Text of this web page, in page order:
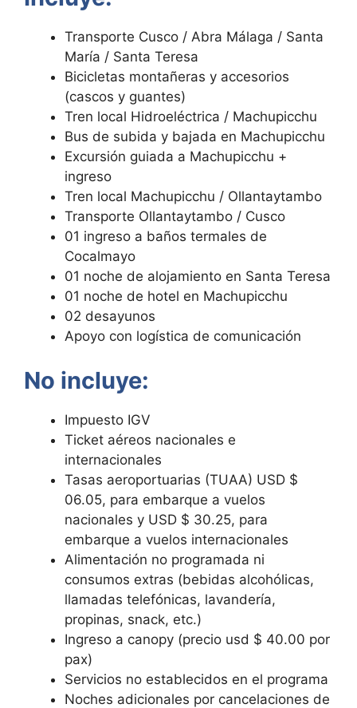
Transporte Cusco / Abra Málaga / Santa
María / Santa Teresa
Bicicletas montañeras y accesorios
(cascos y guantes)
Tren local Hidroeléctrica / Machupicchu
Bus de subida y bajada en Machupicchu
Excursión guiada a Machupicchu +
ingreso
Tren local Machupicchu / Ollantaytambo
Transporte Ollantaytambo / Cusco
01 ingreso a baños termales de
Cocalmayo
01 noche de alojamiento en Santa Teresa
01 noche de hotel en Machupicchu
02 desayunos
Apoyo con logística de comunicación
No incluye:
Impuesto IGV
Ticket aéreos nacionales e
internacionales
Tasas aeroportuarias (TUAA) USD $
06.05, para embarque a vuelos
nacionales y USD $ 30.25, para
embarque a vuelos internacionales
Alimentación no programada ni
consumos extras (bebidas alcohólicas,
llamadas telefónicas, lavandería,
propinas, snack, etc.)
Ingreso a canopy (precio usd $ 40.00 por
pax)
Servicios no establecidos en el programa
Noches adicionales por cancelaciones de